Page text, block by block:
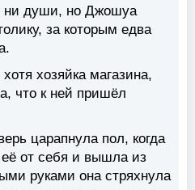
ни души, но Джошуа
за которым едва
хозяйка магазина,
что к ней пришёл
царапнула пол, когда
её от себя и вышла из
руками она стряхнула